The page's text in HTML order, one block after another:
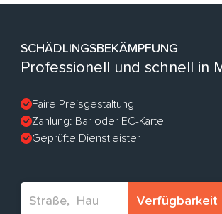
SCHÄDLINGSBEKÄMPFUNG
Professionell und schnell in
Faire Preisgestaltung
Zahlung: Bar oder EC-Karte
Geprüfte Dienstleister
Verfügbarkeit